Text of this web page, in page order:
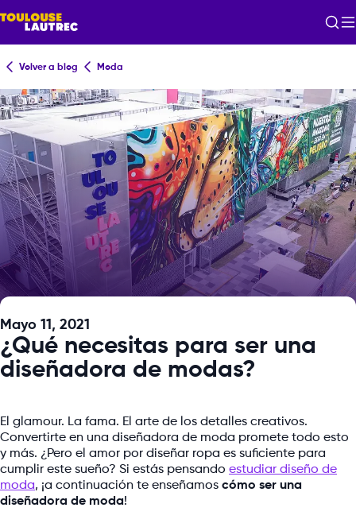
Volver a blog Moda
Mayo 11, 2021
¿Qué necesitas para ser una
diseñadora de modas?
El glamour. La fama. El arte de los detalles creativos.
Convertirte en una diseñadora de moda promete todo esto
y más. ¿Pero el amor por diseñar ropa es suficiente para
cumplir este sueño? Si estás pensando estudiar diseño de
moda, ¡a continuación te enseñamos cómo ser una
diseñadora de moda!